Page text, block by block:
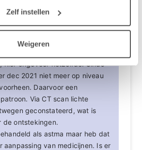
Zelf instellen
Weigeren
18-09-2025 om 09:31 uur
hier ongeveer hetzelfde. Sinds
dec 2021 niet meer op niveau
Daarvoor een
Via CT scan lichte
geconstateerd, wat is
de ontstekingen.
als astma maar heb dat
aanpassing van medicijnen. Is er